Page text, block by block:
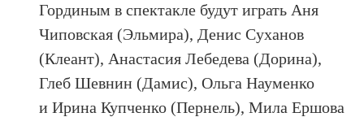
Гординым в спектакле будут играть Аня
Чиповская (Эльмира), Денис Суханов
(Клеант), Анастасия Лебедева (Дорина),
Глеб Шевнин (Дамис), Ольга Науменко
и Ирина Купченко (Пернель), Мила Ершова